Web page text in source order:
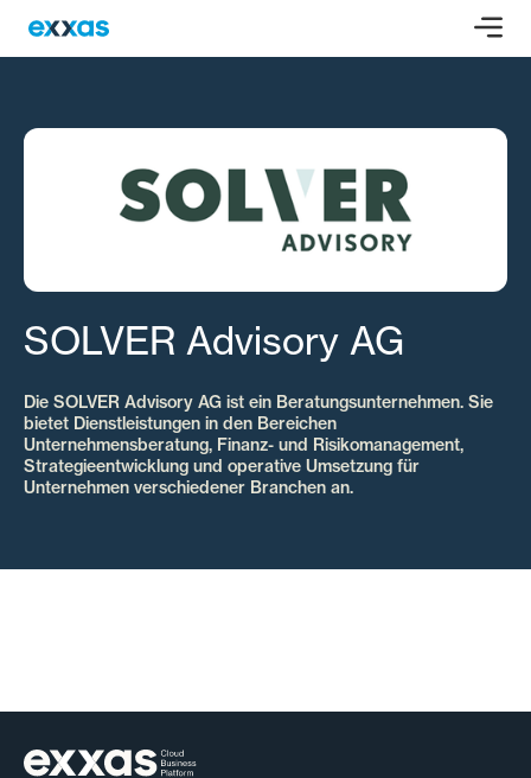
SOLVER Advisory AG
Die SOLVER Advisory AG ist ein Beratungsunternehmen. Sie
bietet Dienstleistungen in den Bereichen
Unternehmensberatung, Finanz- und Risikomanagement,
Strategieentwicklung und operative Umsetzung für
Unternehmen verschiedener Branchen an.